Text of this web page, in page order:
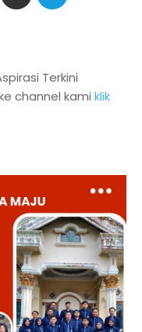
Terkini
channel kami klik